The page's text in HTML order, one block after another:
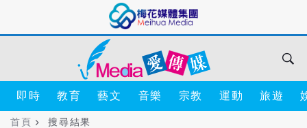
即時 教育 藝文 音樂 宗教 運動 旅遊
首頁 搜尋結果